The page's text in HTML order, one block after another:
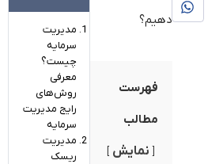
فهرست
مطالب
نمایش
مدیریت
سرمایه
چیست؟
معرفی
روش‌های
رایج مدیریت
سرمایه
مدیریت
ریسک